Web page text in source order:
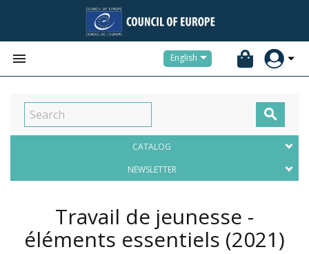
 English

CATALOG
NEWSLETTER
Travail de jeunesse -
éléments essentiels (2021)